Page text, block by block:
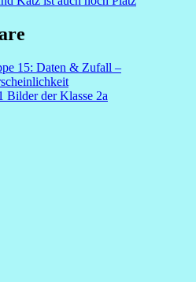
15: Daten & Zufall –
Bilder der Klasse 2a